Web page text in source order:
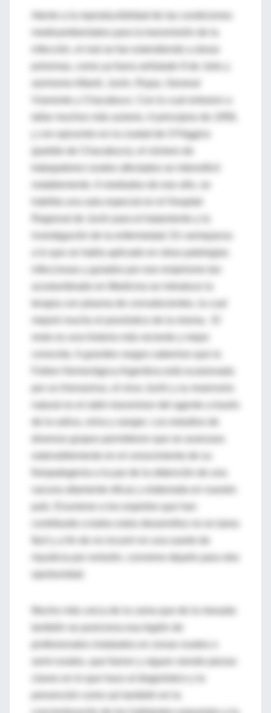
y con epicentro en la ciudad de O’Higgins
Regional de Junín para el tratamiento y la
investigación de la enfermedad. En semejanza
a lo que se había aplicado en otras patologías
infecciosas y guiados por ese empirismo tan
terapia con plasma de convalecientes, la cual
conocida. A grandes rasgos
Fiebre Hemorrágica Argentina está ocasionada
natural es el ratón transmisor del agente a través
de la saliva, orina y sangre. Los estudios de
diversos grupos permitieron que se avanzara
fisiopatogenia a la par de la obtención de una
también se posiciona esa legión de
semi-rurales, que fueron y siguen siendo piezas
claves en lo que hace al diagnóstico y la